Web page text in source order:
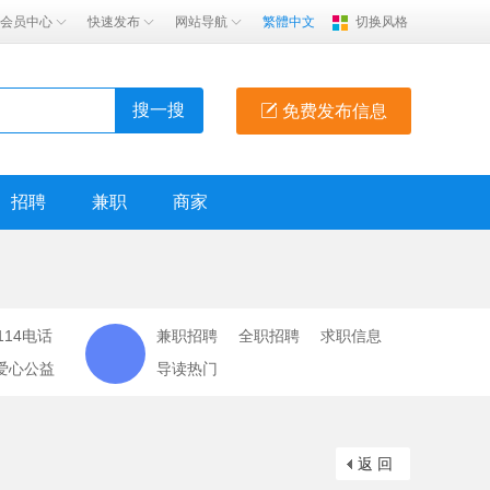
会员中心 快速发布 网站导航 繁體中文 切换风格
免费发布信息
搜一搜
招聘 兼职 商家
电话
心公益
兼职招聘 全职招聘
求职信息
导读热门
返 回